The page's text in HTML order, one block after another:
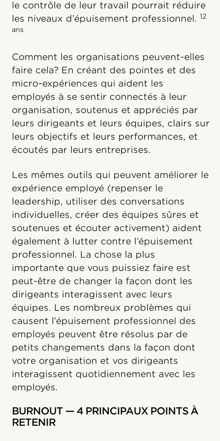
le contrôle de leur travail pourrait réduire
les niveaux d’épuisement professionnel. 12
ans
Comment les organisations peuvent-elles
faire cela? En créant des pointes et des
micro-expériences qui aident les
employés à se sentir connectés à leur
organisation, soutenus et appréciés par
leurs dirigeants et leurs équipes, clairs sur
leurs objectifs et leurs performances, et
écoutés par leurs entreprises.
Les mêmes outils qui peuvent améliorer le
expérience employé (repenser le
leadership, utiliser des conversations
individuelles, créer des équipes sûres et
soutenues et écouter activement) aident
également à lutter contre l’épuisement
professionnel. La chose la plus
importante que vous puissiez faire est
peut-être de changer la façon dont les
dirigeants interagissent avec leurs
équipes. Les nombreux problèmes qui
causent l’épuisement professionnel des
employés peuvent être résolus par de
petits changements dans la façon dont
votre organisation et vos dirigeants
interagissent quotidiennement avec les
employés.
BURNOUT — 4 PRINCIPAUX POINTS À
RETENIR